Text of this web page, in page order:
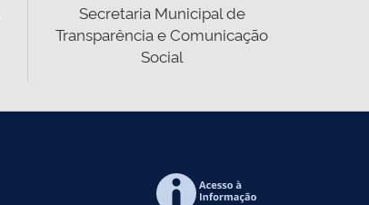
Secretaria Municipal de
Transparência e Comunicação
Social